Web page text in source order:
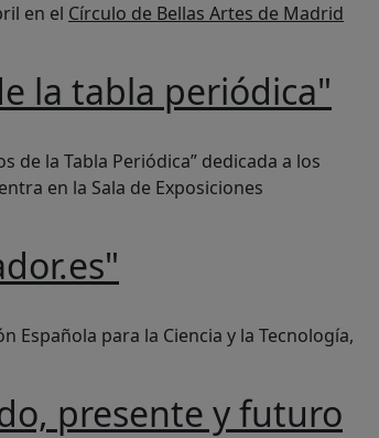
en el Círculo de Bellas Artes de Madrid
la tabla periódica"
de la Tabla Periódica” dedicada a los
en la Sala de Exposiciones
Española para la Ciencia y la Tecnología,
presente y futuro